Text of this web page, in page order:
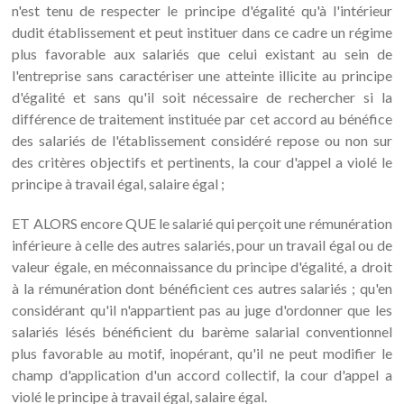
n'est tenu de respecter le principe d'égalité qu'à l'intérieur
dudit établissement et peut instituer dans ce cadre un régime
plus favorable aux salariés que celui existant au sein de
l'entreprise sans caractériser une atteinte illicite au principe
d'égalité et sans qu'il soit nécessaire de rechercher si la
différence de traitement instituée par cet accord au bénéfice
des salariés de l'établissement considéré repose ou non sur
des critères objectifs et pertinents, la cour d'appel a violé le
principe à travail égal, salaire égal ;
ET ALORS encore QUE le salarié qui perçoit une rémunération
inférieure à celle des autres salariés, pour un travail égal ou de
valeur égale, en méconnaissance du principe d'égalité, a droit
à la rémunération dont bénéficient ces autres salariés ; qu'en
considérant qu'il n'appartient pas au juge d'ordonner que les
salariés lésés bénéficient du barème salarial conventionnel
plus favorable au motif, inopérant, qu'il ne peut modifier le
champ d'application d'un accord collectif, la cour d'appel a
violé le principe à travail égal, salaire égal.